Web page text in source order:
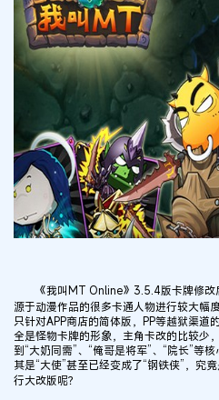
《我叫MT Online》3.5.4版卡牌修改后
源于动漫作品的很多卡通人物进行较大幅
只针对APP商店的简体版，PP等越狱渠道
全是怪物卡牌的形象，主角卡改的比较少
到“大奶同需”、“俺哥是将军”、“院长”等
其是“大使”甚至已经变成了“钢铁侠”，究
行大改版呢？